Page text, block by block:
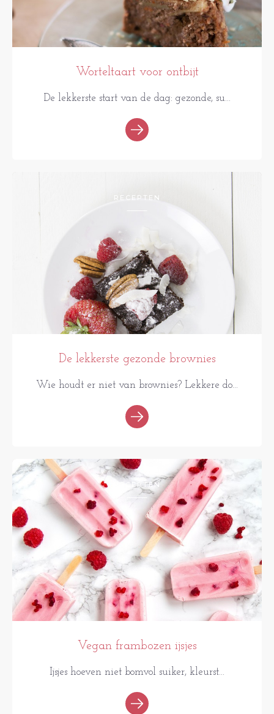
Worteltaart voor ontbijt
De lekkerste start van de dag: gezonde, su...
RECEPTEN
De lekkerste gezonde brownies
Wie houdt er niet van brownies? Lekkere do...
RECEPTEN
Vegan frambozen ijsjes
Ijsjes hoeven niet bomvol suiker, kleurst...